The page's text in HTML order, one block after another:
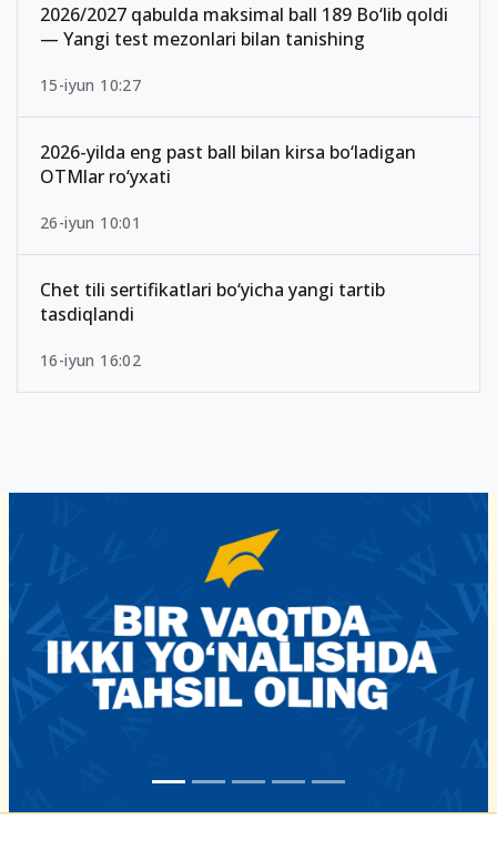
2026/2027 qabulda maksimal ball 189 Bo‘lib qoldi
— Yangi test mezonlari bilan tanishing
15-iyun 10:27
2026-yilda eng past ball bilan kirsa bo‘ladigan
OTMlar ro‘yxati
26-iyun 10:01
Chet tili sertifikatlari bo‘yicha yangi tartib
tasdiqlandi
16-iyun 16:02